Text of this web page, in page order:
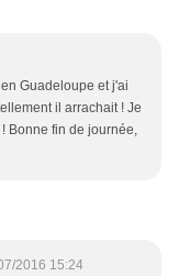
Guadeloupe et j'ai
il arrachait ! Je
Bonne fin de journée,
2016 15:24